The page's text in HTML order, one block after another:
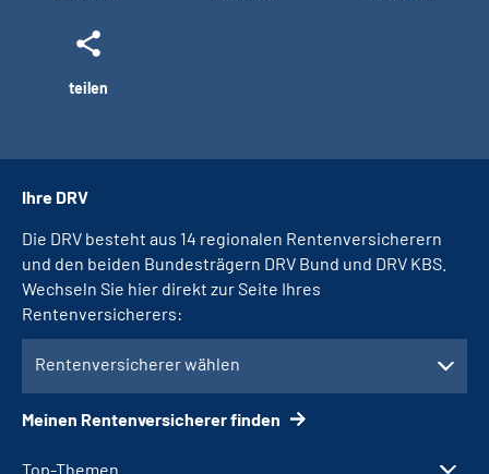
teilen
Top-Themen
Ihre DRV
Die DRV besteht aus 14 regionalen Rentenversicherern
und den beiden Bundesträgern DRV Bund und DRV KBS.
Wechseln Sie hier direkt zur Seite Ihres
Rentenversicherers:
Rentenversicherer wählen
Meinen Rentenversicherer finden